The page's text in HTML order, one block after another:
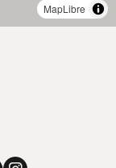
MapLibre